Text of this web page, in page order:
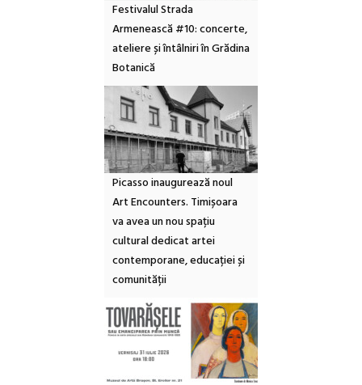
Festivalul Strada
Armenească #10: concerte,
ateliere și întâlniri în Grădina
Botanică
Picasso inaugurează noul
Art Encounters. Timișoara
va avea un nou spațiu
cultural dedicat artei
contemporane, educației și
comunității